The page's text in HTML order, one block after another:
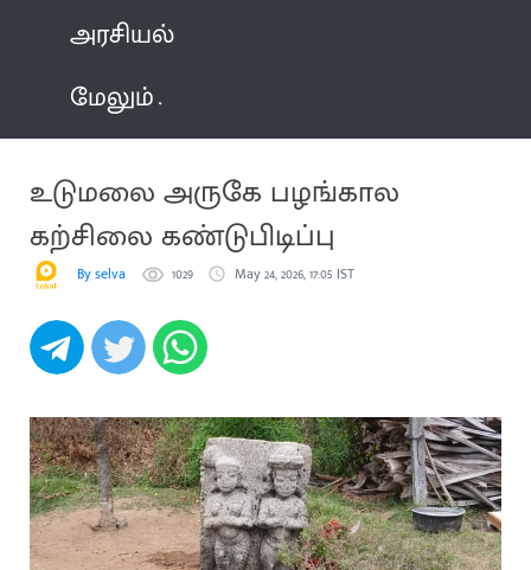
அரசியல்
மேலும்
உடுமலை அருகே பழங்கால
கற்சிலை கண்டுபிடிப்பு
By selva 1029 May 24, 2026, 17:05 IST